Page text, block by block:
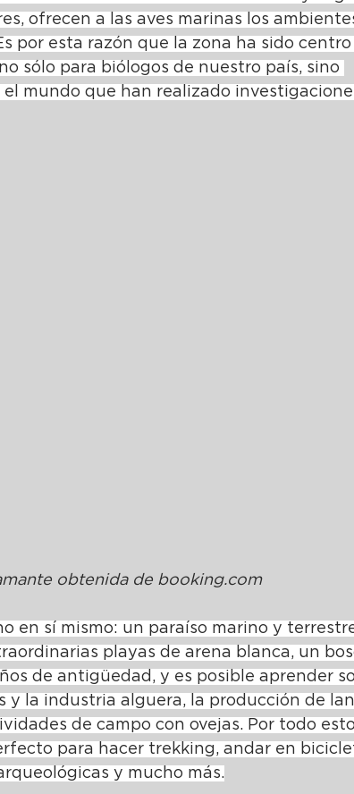
ofrecen a las aves marinas los
por esta razón que la zona ha sido centro
sólo para biólogos de nuestro país, sino
mundo que han realizado
obtenida de booking.com
en sí mismo: un paraíso marino y
playas de arena blanca, un
de antigüedad, y es posible aprender
y la industria alguera, la producción de
de campo con ovejas. Por todo
para hacer trekking, andar en
y mucho más.